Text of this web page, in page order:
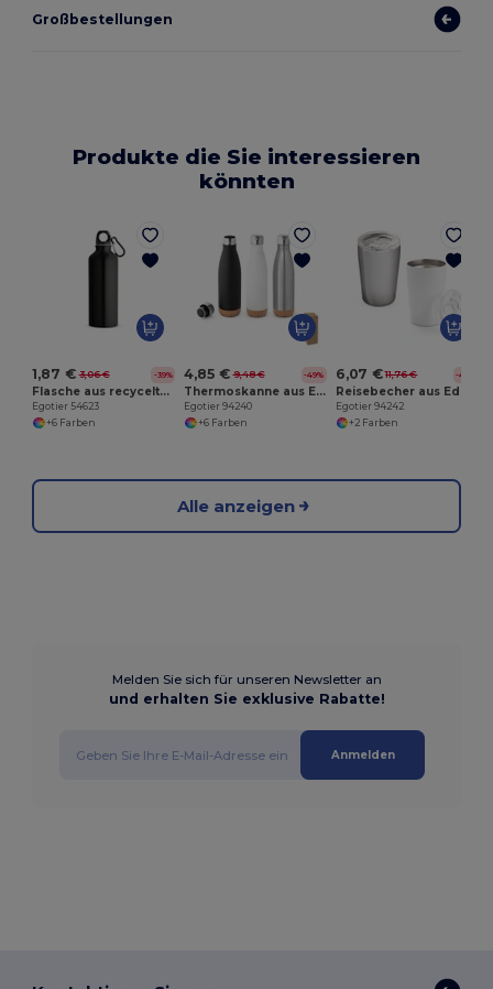
Großbestellungen
Produkte die Sie interessieren
könnten
1,87 € 3,06 € -39%
Flasche aus recyceltem Aluminium 530 mL mit Karabiner
Egotier 54623
+6 Farben
4,85 € 9,48 € -49%
Thermoskanne aus Edelstahl und Korkboden, 560 ml
Egotier 94240
+6 Farben
6,07 € 11,76 € -48%
Egotier 94242
+2 Farben
Alle anzeigen
Melden Sie sich für unseren Newsletter an
und erhalten Sie exklusive Rabatte!
Anmelden